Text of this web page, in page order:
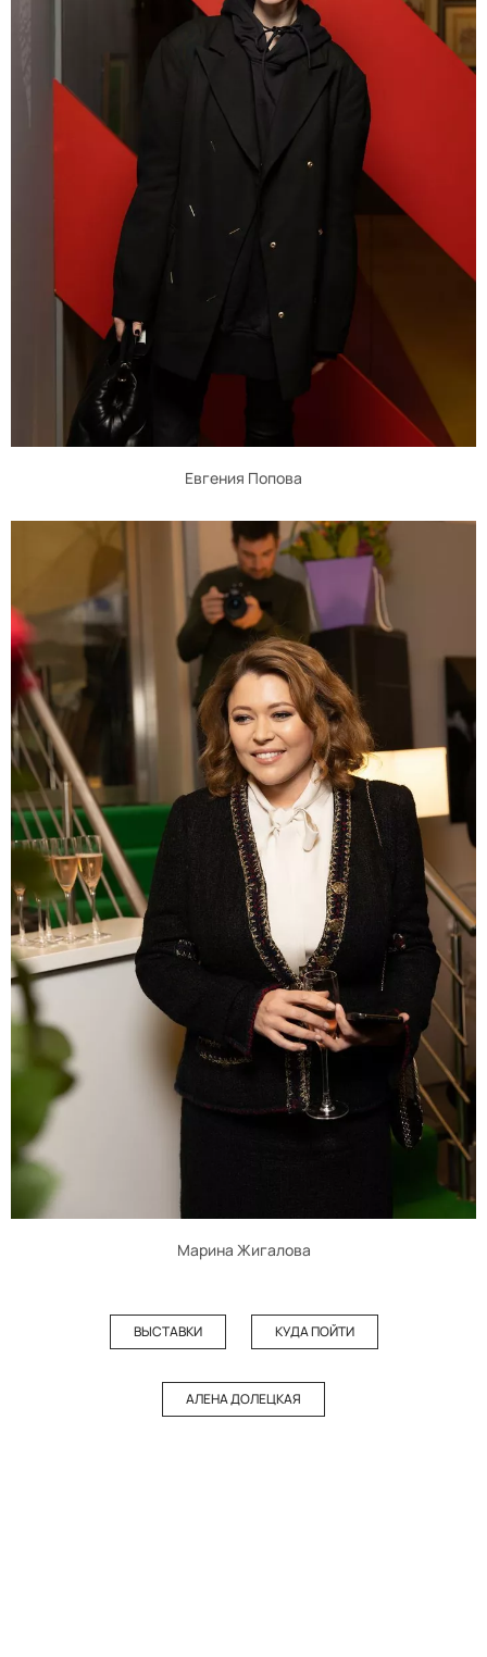
Евгения Попова
Марина Жигалова
ВЫСТАВКИ КУДА ПОЙТИ
АЛЕНА ДОЛЕЦКАЯ